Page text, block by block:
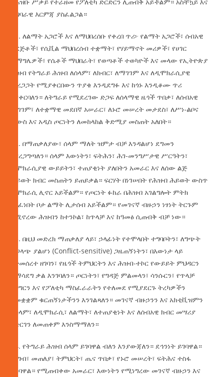
ተግባራዊ እርምጃ ያስፈልጋል።
11. ለልማት አጋሮች እና ለማህበረሰቡ የቀረበ ጥሪ፦ የልማት አጋሮች፣ ሰብአዊ
ድርጅቶች፣ የሲቪል ማህበረሰብ ተቋማት፣ የሃይማኖት መሪዎች፣ የሀገር
ሽማግሌዎች፣ የሴቶች ማህበራት፣ የወጣቶች ተወካዮች እና መላው የኢትዮጵያ
ሕዝብ የትግራይ ሕዝብ ለሰላም፣ ለክብር፣ ለማገገም እና ለዲሞክራሲያዊ
መረጋጋት የሚያቀርበውን ጥያቄ እንዲደግፉ እና ከጎኑ እንዲቆሙ ጥሪ
እናቀርባለን። ለትግራይ የሚደረገው ድጋፍ ለሰላማዊ ዜጎች ጥበቃ፣ ለሰብአዊ
ማገገም፣ ለተቋማዊ መደበኛ አሠራር፣ ለኑሮ መሠረት መታደስ፣ ለሥነ-ልቦና
ፈውስ እና አዲስ ጦርነትን ለመከላከል ቅድሚያ መስጠት አለበት።
12. በማጠቃለያው፣ ሰላም ማለት ዝምታ ብቻ እንዳልሆነ ደግመን
እናረጋግጣለን። ሰላም እውነትን፣ ፍትሕን፣ ሕገ-መንግሥታዊ ሥርዓትን፣
ዲሞክራሲያዊ ውይይትን፣ ተጠያቂነት ያለበትን አመራር እና ለሰው ልጅ
ሕይወት ክብር መስጠትን ይጠይቃል። ፍርሃት በነገሠበት የሕዝብ ሕይወት ውስጥ
ዲሞክራሲ ሊኖር አይችልም። የጦርነት ፉከራ በሕዝብ አገልግሎት ምትክ
በሰፈነበት ቦታ ልማት ሊታሰብ አይችልም። የመገናኛ ብዙኃን ነፃነት ትርጉም
የሚኖረው ሕዝብን ከተንኮል፣ ከጥላቻ እና ከዓመፅ ሲጠብቅ ብቻ ነው።
13. በዚህ መድረክ ማጠቃለያ ላይ፣ ኃላፊነት የተሞላበት ተግባቦትን፣ ለግጭት
ተጋላጭ ያልሆነ (Conflict-sensitive) ጋዜጠኝነትን፣ በእውነታ ላይ
የተመሰረተ ዘገባን፣ የዜጎች ትምህርትን እና ሕዝብ-ተኮር የውይይት ምህዳርን
ለማሳደግ ቃል እንገባለን። ጦርነትን፣ የግዳጅ ምልመላን፣ ሳንሱርን፣ የጥላቻ
ንግግርን እና የፖለቲካ ማስፈራራትን የተለመደ የሚያደርጉ ትረካዎችን
ለመቋቋም ቁርጠኝነታችንን እንገልጻለን። መገናኛ ብዙኃንን እና አክቲቪዝምን
ለሰላም፣ ለዲሞክራሲ፣ ለልማት፣ ለተጠያቂነት እና ለሰብአዊ ክብር መሣሪያ
አድርገን ለመጠቀም እንስማማለን።
14. የትግራይ ሕዝብ ሰላም ይገባዋል ብለን እንያውጃለን። ደኅንነት ይገባዋል።
ምግብ፣ መጠለያ፣ ትምህርት፣ ጤና ጥበቃ፣ የኑሮ መሠረት፣ ፍትሕና ተስፋ
ይገባዋል። የሚጠብቀው አመራር፣ እውነትን የሚነግረው መገናኛ ብዙኃን እና